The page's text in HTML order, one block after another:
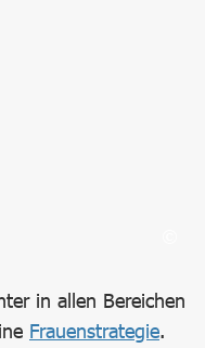
in allen Bereichen
Frauenstrategie.